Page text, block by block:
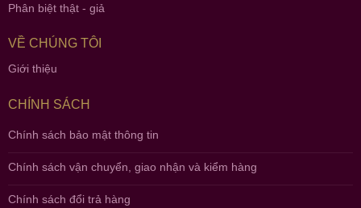
Phân biệt thật - giả
VỀ CHÚNG TÔI
Giới thiệu
CHÍNH SÁCH
Chính sách bảo mật thông tin
Chính sách vận chuyển, giao nhận và kiểm hàng
Chính sách đổi trả hàng